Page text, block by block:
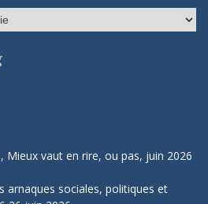
Mieux vaut en rire, ou pas, juin 2026
arnaques sociales, politiques et